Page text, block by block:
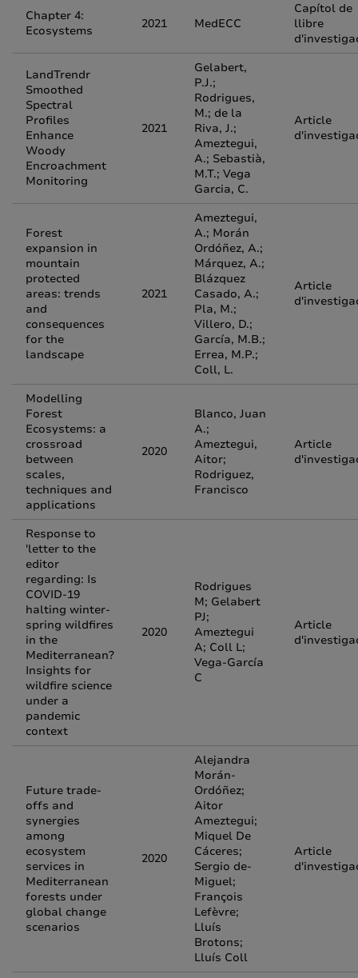
Chapter 4:
Ecosystems
2021 MedECC
Capítol de
llibre
LandTrendr
Smoothed
Spectral
Profiles
Enhance
Woody
Encroachment
Monitoring
2021
Gelabert,
P.J.;
Rodrigues,
M.; de la
Riva, J.;
Ameztegui,
A.; Sebastià,
M.T.; Vega
Garcia, C.
Article
Forest
expansion in
mountain
protected
areas: trends
and
consequences
for the
landscape
2021
Ameztegui,
A.; Morán
Ordóñez, A.;
Márquez, A.;
Blázquez
Casado, A.;
Pla, M.;
Villero, D.;
García, M.B.;
Errea, M.P.;
Coll, L.
Article
Modelling
Forest
Ecosystems: a
crossroad
between
scales,
techniques and
applications
2020
Blanco, Juan
A.;
Ameztegui,
Aitor;
Rodriguez,
Francisco
Article
Response to
'letter to the
editor
regarding: Is
COVID-19
halting winter-
spring wildfires
in the
Mediterranean?
Insights for
wildfire science
under a
pandemic
context
2020
Rodrigues
M; Gelabert
PJ;
Ameztegui
A; Coll L;
Vega-García
C
Article
Future trade-
offs and
synergies
among
ecosystem
services in
Mediterranean
forests under
global change
scenarios
2020
Alejandra
Morán-
Ordóñez;
Aitor
Ameztegui;
Miquel De
Cáceres;
Sergio de-
Miguel;
François
Lefèvre;
Lluís
Brotons;
Lluís Coll
Article